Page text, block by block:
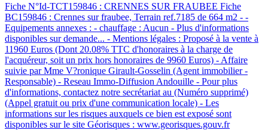
Fiche N°Id-TCT159846 : CRENNES SUR FRAUBEE Fiche
BC159846 : Crennes sur fraubee, Terrain ref.7185 de 664 m2 - -
Equipements annexes : - chauffage : Aucun - Plus d'informations
disponibles sur demande... - Mentions légales : Proposé à la vente à
11960 Euros (Dont 20.08% TTC d'honoraires à la charge de
l'acquéreur, soit un prix hors honoraires de 9960 Euros) - Affaire
suivie par Mme V?ronique Girault-Gosselin (Agent immobilier -
Responsable) - Reseau Immo-Diffusion Andouille - Pour plus
d'informations, contactez notre secrétariat au (Numéro supprimé)
(Appel gratuit ou prix d'une communication locale) - Les
informations sur les risques auxquels ce bien est exposé sont
disponibles sur le site Géorisques : www.georisques.gouv.fr